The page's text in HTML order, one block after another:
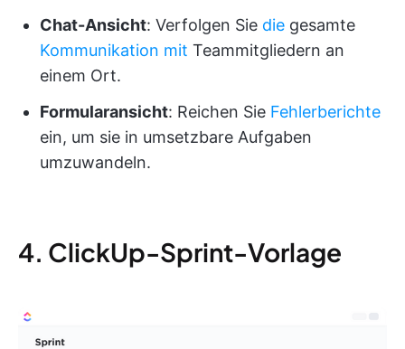
Chat-Ansicht: Verfolgen Sie die gesamte
Kommunikation mit Teammitgliedern an
einem Ort.
Formularansicht: Reichen Sie Fehlerberichte
ein, um sie in umsetzbare Aufgaben
umzuwandeln.
4. ClickUp-Sprint-Vorlage